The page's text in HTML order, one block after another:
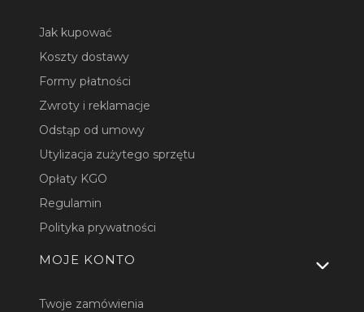
Jak kupować
Koszty dostawy
Formy płatności
Zwroty i reklamacje
Odstąp od umowy
Utylizacja zużytego sprzętu
Opłaty KGO
Regulamin
Polityka prywatności
MOJE KONTO
Twoje zamówienia